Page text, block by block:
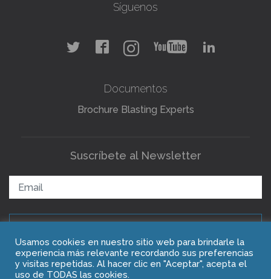
Síguenos
Documentos
Brochure Blasting Experts
Suscríbete al Newsletter
Copyright © 2021 Blasting Experts
Usamos cookies en nuestro sitio web para brindarle la
experiencia más relevante recordando sus preferencias
y visitas repetidas. Al hacer clic en "Aceptar", acepta el
uso de TODAS las cookies.